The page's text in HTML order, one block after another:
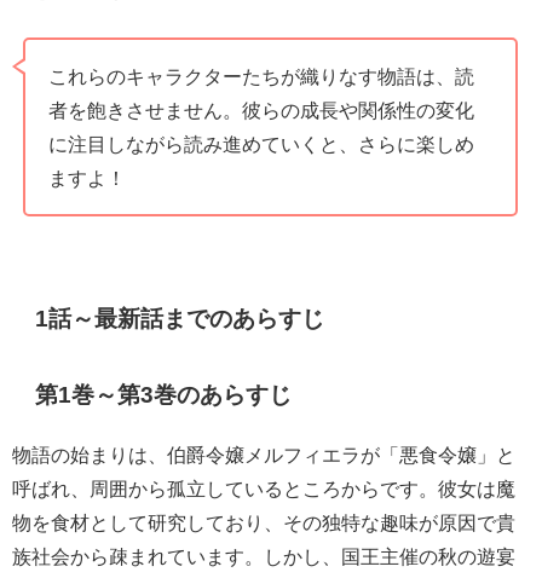
これらのキャラクターたちが織りなす物語は、読
者を飽きさせません。彼らの成長や関係性の変化
に注目しながら読み進めていくと、さらに楽しめ
ますよ！
1話～最新話までのあらすじ
第1巻～第3巻のあらすじ
物語の始まりは、伯爵令嬢メルフィエラが「悪食令嬢」と
呼ばれ、周囲から孤立しているところからです。彼女は魔
物を食材として研究しており、その独特な趣味が原因で貴
族社会から疎まれています。しかし、国王主催の秋の遊宴